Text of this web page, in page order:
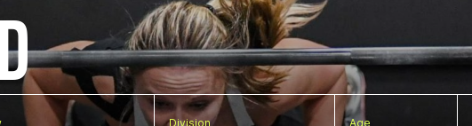
Division Age